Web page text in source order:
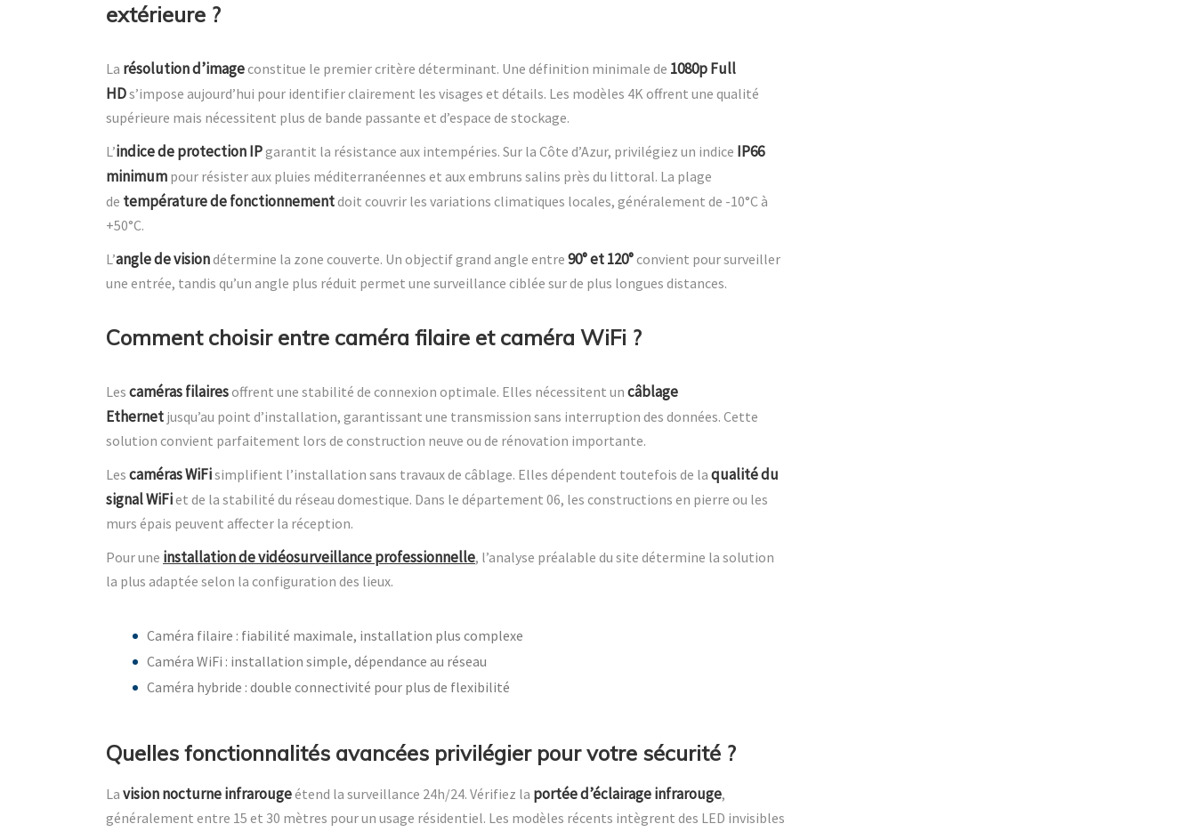
extérieure ?
La résolution d’imageconstitue le premier critère déterminant. Une définition minimale de 1080p Full
HDs’impose aujourd’hui pour identifier clairement les visages et détails. Les modèles 4K offrent une qualité
supérieure mais nécessitent plus de bande passante et d’espace de stockage.
L’indice de protection IPgarantit la résistance aux intempéries. Sur la Côte d’Azur, privilégiez un indice IP66
minimum pour résister aux pluies méditerranéennes et aux embruns salins près du littoral. La plage
de température de fonctionnementdoit couvrir les variations climatiques locales, généralement de -10°C à
+50°C.
L’angle de visiondétermine la zone couverte. Un objectif grand angle entre 90° et 120°convient pour surveiller
une entrée, tandis qu’un angle plus réduit permet une surveillance ciblée sur de plus longues distances.
Comment choisir entre caméra filaire et caméra WiFi ?
Les caméras filairesoffrent une stabilité de connexion optimale. Elles nécessitent un câblage
Ethernet jusqu’au point d’installation, garantissant une transmission sans interruption des données. Cette
solution convient parfaitement lors de construction neuve ou de rénovation importante.
Les caméras WiFisimplifient l’installation sans travaux de câblage. Elles dépendent toutefois de la qualité du
signal WiFiet de la stabilité du réseau domestique. Dans le département 06, les constructions en pierre ou les
murs épais peuvent affecter la réception.
Pour une installation de vidéosurveillance professionnelle, l’analyse préalable du site détermine la solution
la plus adaptée selon la configuration des lieux.
Caméra filaire : fiabilité maximale, installation plus complexe
Caméra WiFi : installation simple, dépendance au réseau
Caméra hybride : double connectivité pour plus de flexibilité
Quelles fonctionnalités avancées privilégier pour votre sécurité ?
La vision nocturne infrarougeétend la surveillance 24h/24. Vérifiez la portée d’éclairage infrarouge,
généralement entre 15 et 30 mètres pour un usage résidentiel. Les modèles récents intègrent des LED invisibles